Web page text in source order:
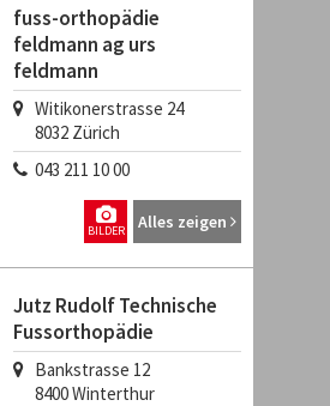
fuss-orthopädie
feldmann ag urs
feldmann
Witikonerstrasse 24
8032 Zürich
043 211 10 00
Alles zeigen
BILDER
Jutz Rudolf Technische
Fussorthopädie
Bankstrasse 12
8400Winterthur